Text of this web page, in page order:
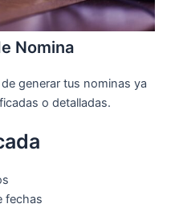
Nomina
generar tus nominas ya
o detalladas.
fechas